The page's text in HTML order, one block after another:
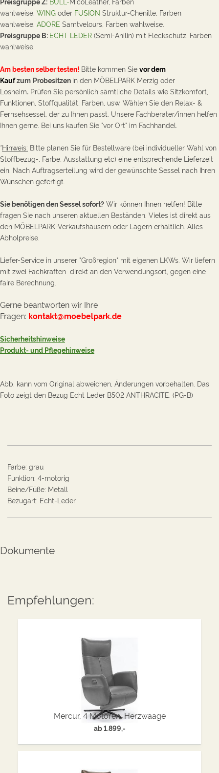
wahlweise. WING oder FUSION Struktur-Chenille, Farben
wahlweise. ADORE Samtvelours, Farben wahlweise.
Preisgruppe B: ECHT LEDER (Semi-Anilin) mit Fleckschutz. Farben
wahlweise.
Am besten selber testen! Bitte kommen Sie vor dem
Kaufzum Probesitzen in den MÖBELPARK Merzig oder
Losheim. Prüfen Sie persönlich sämtliche Details wie Sitzkomfort,
Funktionen, Stoffqualität, Farben, usw. Wählen Sie den Relax- &
Fernsehsessel, der zu Ihnen passt. Unsere Fachberater/innen helfen
Ihnen gerne. Bei uns kaufen Sie "vor Ort" im Fachhandel.
*Hinweis: Bitte planen Sie für Bestellware (bei individueller Wahl von
Stoffbezug-, Farbe, Ausstattung etc) eine entsprechende Lieferzeit
ein. Nach Auftragserteilung wird der gewünschte Sessel nach Ihren
Wünschen gefertigt.
Sie benötigen den Sessel sofort? Wir können Ihnen helfen! Bitte
fragen Sie nach unseren aktuellen Beständen. Vieles ist direkt aus
den MÖBELPARK-Verkaufshäusern oder Lägern erhältlich. Alles
Abholpreise.
Liefer-Service in unserer "Großregion" mit eigenen LKWs. Wir liefern
mit zwei Fachkräften direkt an den Verwendungsort, gegen eine
faire Berechnung.
Gerne beantworten wir Ihre
Fragen: kontakt@moebelpark.de
Sicherheitshinweise
Produkt- und Pflegehinweise
Abb. kann vom Original abweichen, Änderungen vorbehalten. Das
Foto zeigt den Bezug Echt Leder B502 ANTHRACITE. (PG-B)
Farbe: grau
Funktion: 4-motorig
Beine/Füße: Metall
Bezugart: Echt-Leder
Dokumente
Empfehlungen:
Mercur, 4 Motoren, Herzwaage
ab1.899,-